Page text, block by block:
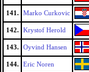
141. Marko Curkovic
142. Krystof Herold
143. Oyvind Hansen
144. Eric Noren